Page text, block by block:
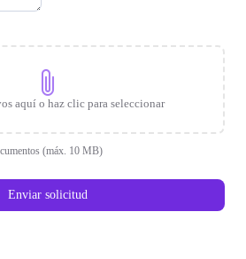
aquí o haz clic para seleccionar
(máx. 10 MB)
Enviar solicitud